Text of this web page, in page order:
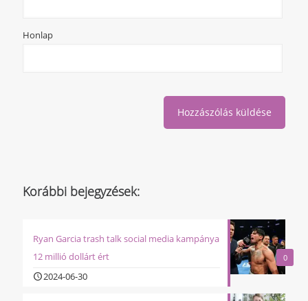
Honlap
Korábbi bejegyzések:
0
Ryan Garcia trash talk social media kampánya
12 millió dollárt ért
2024-06-30